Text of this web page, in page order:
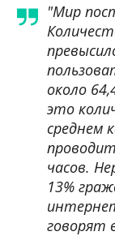
"Мир
около
это
среднем
часов.
13%
говорят